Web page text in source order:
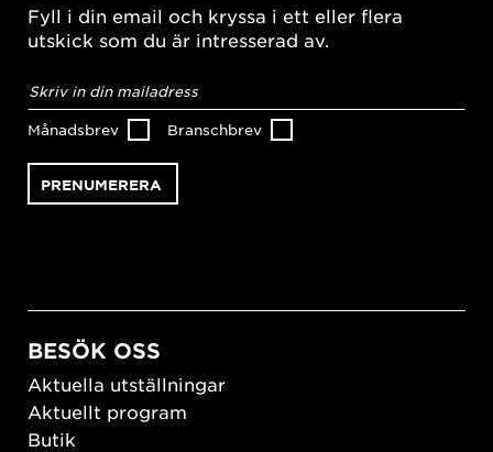
Fyll i din email och kryssa i ett eller flera
utskick som du är intresserad av.
postadress*
Månadsbrev Branschbrev
BESÖK OSS
Aktuella utställningar
Aktuellt program
Butik